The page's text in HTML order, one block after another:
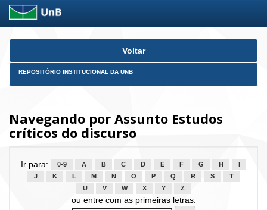
Skip
Voltar
REPOSITÓRIO INSTITUCIONAL DA UNB
Navegando por Assunto Estudos
críticos do discurso
Ir para: 0-9 A B C D E F G H
J
K L M N O P Q R S
T
U
V W X Y Z
ou entre com as primeiras letras: